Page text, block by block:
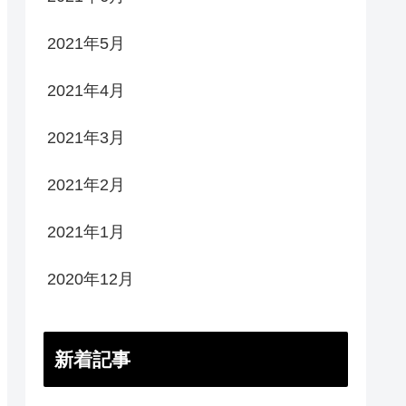
2021年5月
2021年4月
2021年3月
2021年2月
2021年1月
2020年12月
新着記事